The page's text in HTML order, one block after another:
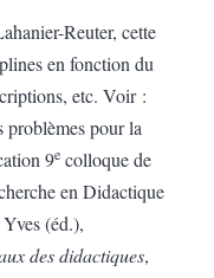
Reuter, cette
en fonction du
etc. Voir :
problèmes pour la
9e colloque de
en Didactique
(éd.),
des didactiques,